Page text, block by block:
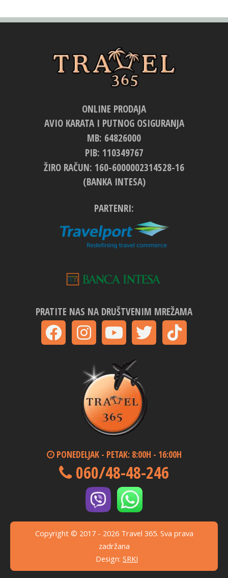
ONLINE PRODAJA
AVIO KARATA I PUTNOG OSIGURANJA
MB: 64826000
PIB: 110349767
ŽIRO RAČUN: 160-6000002314528-16
(BANKA INTESA)
PARTENRI:
PRATITE NAS NA DRUŠTVENIM MREŽAMA
PONEDELJAK - PETAK: 8:00H - 16:00H
060/48-48-246
Copyright © 2017 - 2026 Travel 365. Sva prava
zadržana
Design: SRKI